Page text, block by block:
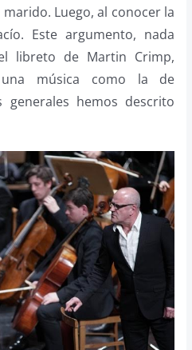
Luego, al conocer la
Este argumento, nada
libreto de Martin Crimp,
música como la de
generales hemos descrito